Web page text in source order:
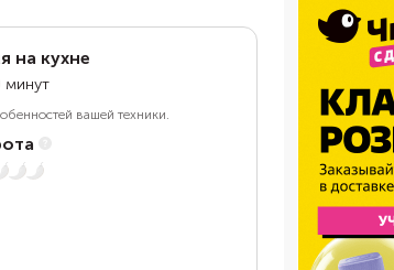
на кухне
минут
вашей техники.